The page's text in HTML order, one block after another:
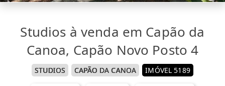
Studios à venda em Capão da
Canoa, Capão Novo Posto 4
STUDIOS CAPÃO DA CANOA IMÓVEL 5189